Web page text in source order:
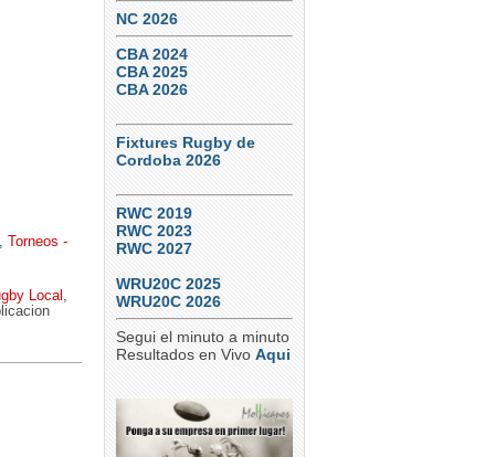
,
Torneos -
Local ,
NC 2026
CBA 2024
CBA 2025
CBA 2026
Fixtures Rugby de
Cordoba 2026
RWC 2019
RWC 2023
RWC 2027
WRU20C 2025
WRU20C 2026
Segui el minuto a minuto
Resultados en Vivo Aqui